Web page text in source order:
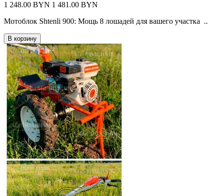
1 248.00 BYN 1 481.00 BYN
Мотоблок Shtenli 900: Мощь 8 лошадей для вашего участка ..
В корзину